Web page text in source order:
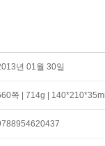
년 01월 30일
쪽 | 714g |